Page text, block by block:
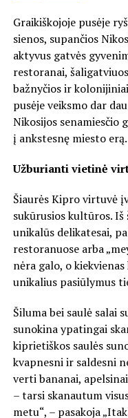
Graikiškojoje pusėje
sienos, supančios
aktyvus gatvės
restoranai,
bažnyčios ir
pusėje veiksmo dar
Nikosijos senamiesčio
į ankstesnę miesto erą.
Užburianti vietinė
Šiaurės Kipro virtuvė
sukūrusios kultūros.
unikalūs delikatesai,
restoranuose arba
nėra galo, o
unikalius pasiūlymus
Šiluma bei saulė salai
sunokina ypatingai
kiprietiškos saulės
kvapnesni ir saldesni
verti bananai,
– tarsi skanautum
metu“, – pasakoja